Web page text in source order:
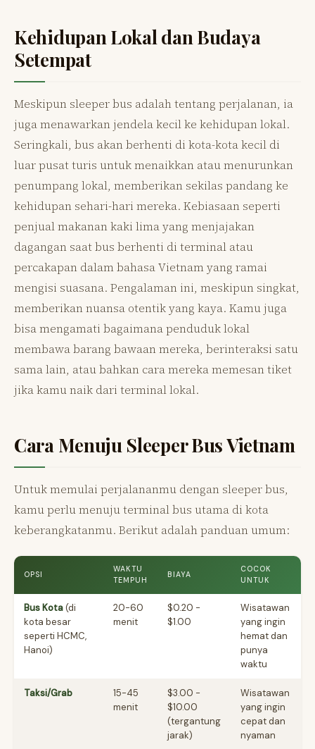
Kehidupan Lokal dan Budaya
Setempat
Meskipun sleeper bus adalah tentang perjalanan, ia
juga menawarkan jendela kecil ke kehidupan lokal.
Seringkali, bus akan berhenti di kota-kota kecil di
luar pusat turis untuk menaikkan atau menurunkan
penumpang lokal, memberikan sekilas pandang ke
kehidupan sehari-hari mereka. Kebiasaan seperti
penjual makanan kaki lima yang menjajakan
dagangan saat bus berhenti di terminal atau
percakapan dalam bahasa Vietnam yang ramai
mengisi suasana. Pengalaman ini, meskipun singkat,
memberikan nuansa otentik yang kaya. Kamu juga
bisa mengamati bagaimana penduduk lokal
membawa barang bawaan mereka, berinteraksi satu
sama lain, atau bahkan cara mereka memesan tiket
jika kamu naik dari terminal lokal.
Cara Menuju Sleeper Bus Vietnam
Untuk memulai perjalananmu dengan sleeper bus,
kamu perlu menuju terminal bus utama di kota
keberangkatanmu. Berikut adalah panduan umum:
OPSI
WAKTU
TEMPUH
BIAYA
COCOK
UNTUK
Bus Kota(di
kota besar
seperti HCMC,
Hanoi)
20-60
menit
$0.20 -
$1.00
Wisatawan
yang ingin
hemat dan
punya
waktu
Taksi/Grab
15-45
menit
$3.00 -
$10.00
(tergantung
jarak)
Wisatawan
yang ingin
cepat dan
nyaman